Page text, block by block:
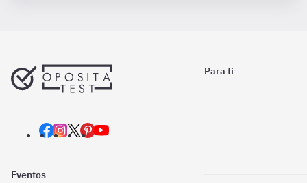
Para ti
Eventos